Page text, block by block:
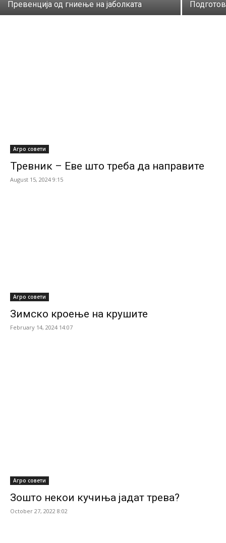
Превенција од гниење на јаболката
Агро совети
Тревник – Еве што треба да направите
August 15, 2024 9:15
Агро совети
Зимско кроење на крушите
February 14, 2024 14:07
Агро совети
Зошто некои кучиња јадат трева?
October 27, 2022 8:02